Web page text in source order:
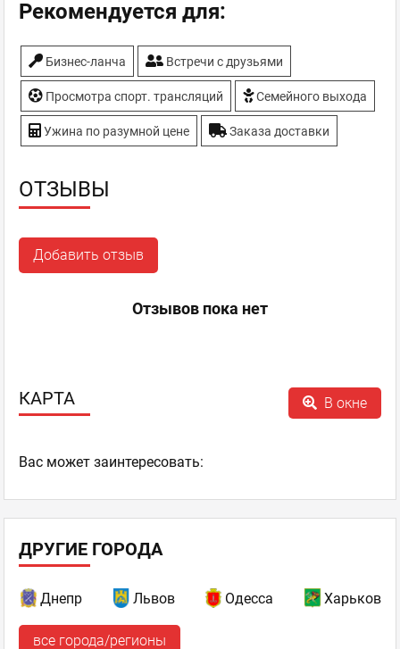
Рекомендуется для:
Бизнес-ланча Встречи с друзьями
Просмотра спорт. трансляций Семейного выхода
Ужина по разумной цене Заказа доставки
ОТЗЫВЫ
Добавить отзыв
Отзывов пока нет
КАРТА В окне
Ваc может заинтересовать:
ДРУГИЕ ГОРОДА
Днепр Львов Одесса Харьков
все города/регионы